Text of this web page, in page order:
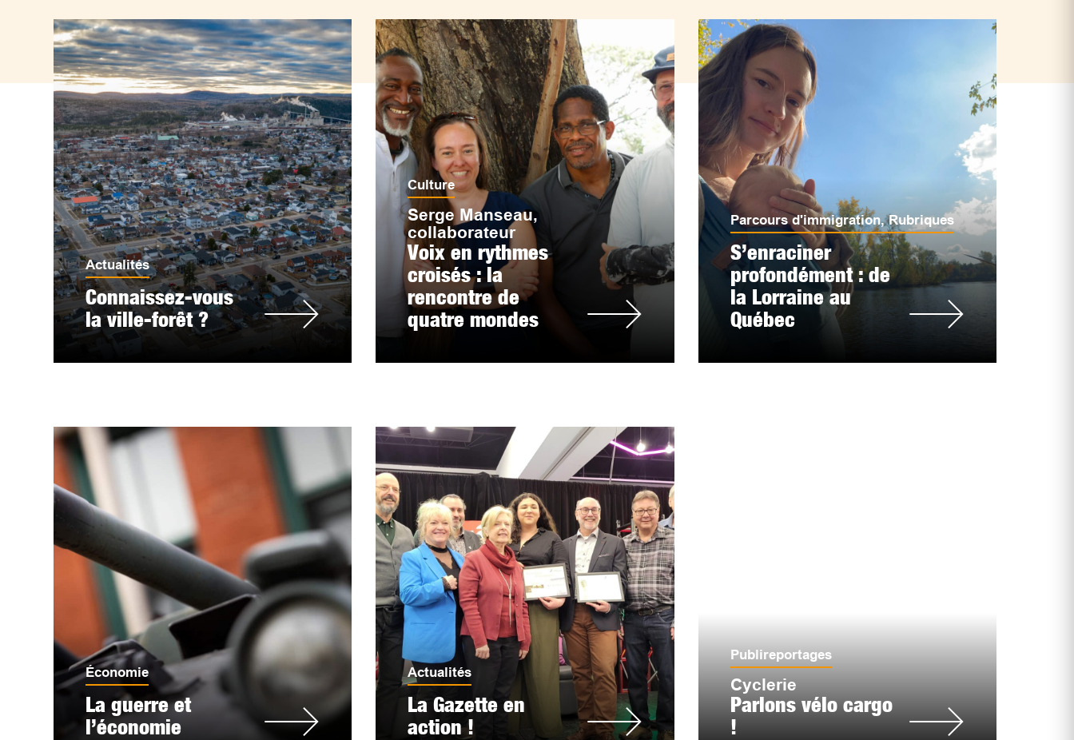
Actualités
Connaissez-vous
la ville-forêt ?
Culture
Serge Manseau,
collaborateur
Voix en rythmes
croisés : la
rencontre de
quatre mondes
Parcours d'immigration,Rubriques
S’enraciner
profondément : de
la Lorraine au
Québec
Économie
La guerre et
l’économie
Actualités
La Gazette en
action !
Publireportages
Cyclerie
Parlons vélo cargo
!